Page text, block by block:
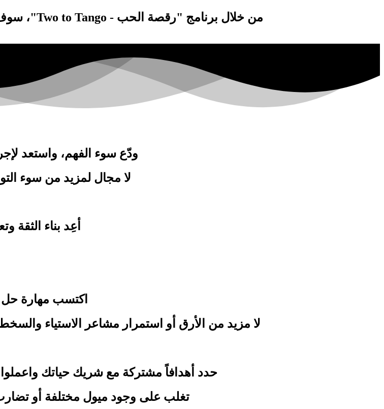
من خلال برنامج "رقصة الحب - Two to Tango"، سوف يتبين لك ولحبيبك مستوى جديد من التواصل وتلاقي الأفكار:
ودّع سوء الفهم، واستعد
لا مجال لمزيد من سوء
أعِد بناء الثقة
اكتسب مهارة حل
لا مزيد من الأرق أو استمرار مشاعر الاستياء
حدد أهدافاً مشتركة مع شريك حياتك واعملوا
تغلب على وجود ميول مختلفة أو